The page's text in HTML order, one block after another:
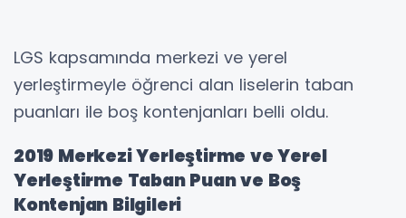
LGS kapsamında merkezi ve yerel
yerleştirmeyle öğrenci alan liselerin taban
puanları ile boş kontenjanları belli oldu.
2019 Merkezi Yerleştirme ve Yerel
Yerleştirme Taban Puan ve Boş
Kontenjan Bilgileri